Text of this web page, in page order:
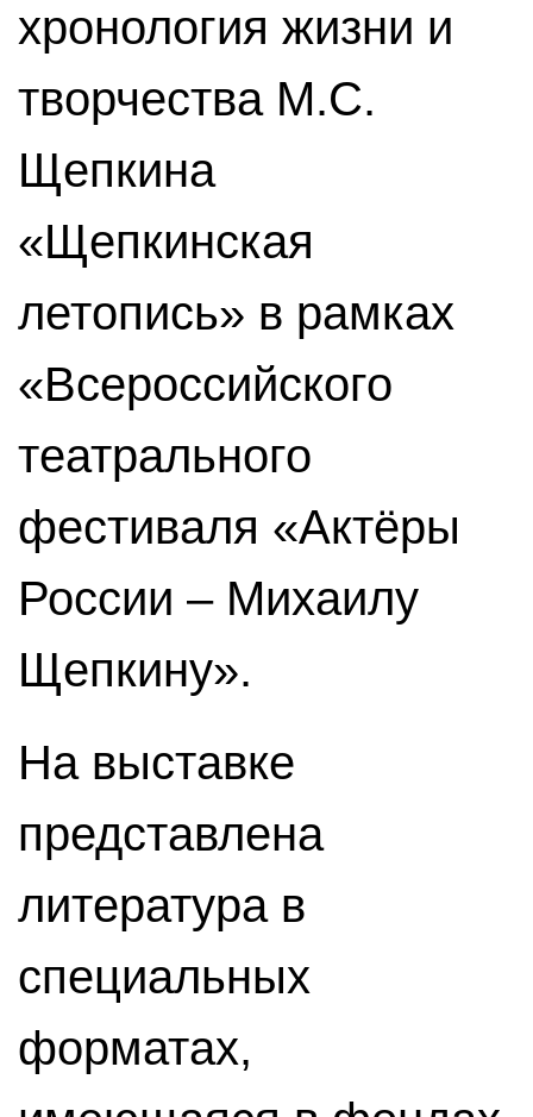
хронология жизни и
творчества М.С.
Щепкина
«Щепкинская
летопись» в рамках
«Всероссийского
театрального
фестиваля «Актёры
России – Михаилу
Щепкину».
На выставке
представлена
литература в
специальных
форматах,